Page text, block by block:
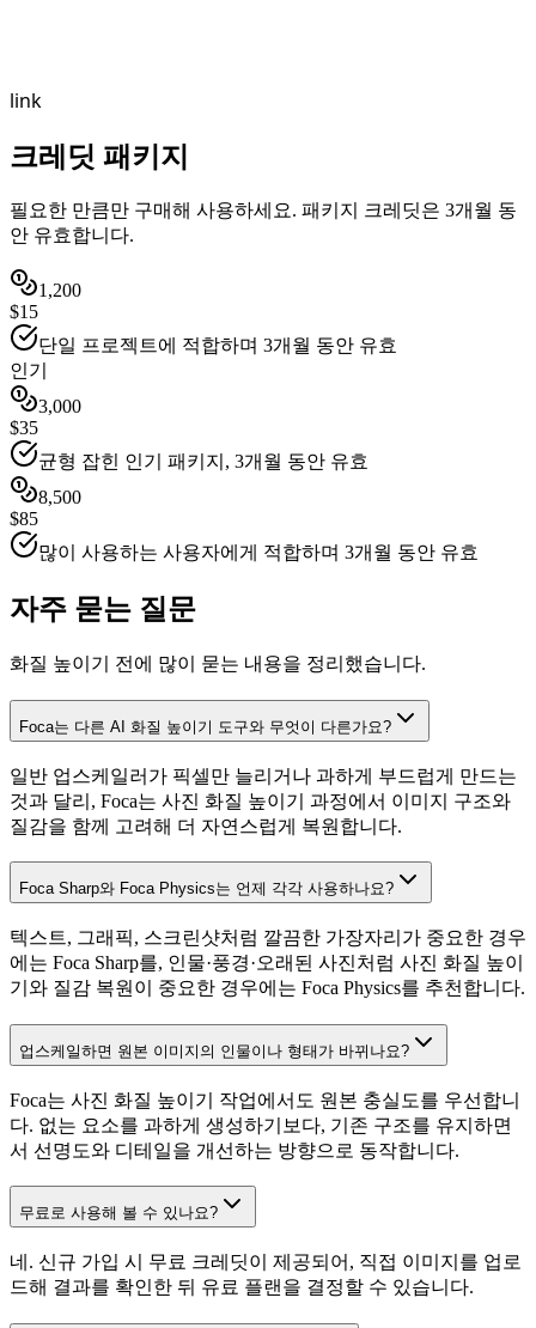
link
크레딧 패키지
필요한 만큼만 구매해 사용하세요. 패키지 크레딧은 3개월 동
안 유효합니다.
1,200
$15
단일 프로젝트에 적합하며 3개월 동안 유효
인기
3,000
$35
균형 잡힌 인기 패키지, 3개월 동안 유효
8,500
$85
많이 사용하는 사용자에게 적합하며 3개월 동안 유효
자주 묻는 질문
화질 높이기 전에 많이 묻는 내용을 정리했습니다.
Foca는 다른 AI 화질 높이기 도구와 무엇이 다른가요?
일반 업스케일러가 픽셀만 늘리거나 과하게 부드럽게 만드는
것과 달리, Foca는 사진 화질 높이기 과정에서 이미지 구조와
질감을 함께 고려해 더 자연스럽게 복원합니다.
Foca Sharp와 Foca Physics는 언제 각각 사용하나요?
텍스트, 그래픽, 스크린샷처럼 깔끔한 가장자리가 중요한 경우
에는 Foca Sharp를, 인물·풍경·오래된 사진처럼 사진 화질 높이
기와 질감 복원이 중요한 경우에는 Foca Physics를 추천합니다.
업스케일하면 원본 이미지의 인물이나 형태가 바뀌나요?
Foca는 사진 화질 높이기 작업에서도 원본 충실도를 우선합니
다. 없는 요소를 과하게 생성하기보다, 기존 구조를 유지하면
서 선명도와 디테일을 개선하는 방향으로 동작합니다.
무료로 사용해 볼 수 있나요?
네. 신규 가입 시 무료 크레딧이 제공되어, 직접 이미지를 업로
드해 결과를 확인한 뒤 유료 플랜을 결정할 수 있습니다.